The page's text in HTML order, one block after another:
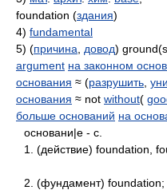
foundation (здания)
4) fundamental
5) (причина довод)
argument на законном
основания ≈ (разрушить
основания ≈ not without(
больше оснований на
основани|е - с.
1. (действие) foundation,
2. (фундамент) foundation;